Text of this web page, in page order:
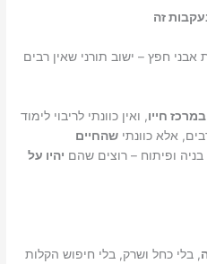
זה
כאן את אבני חפץ – ישוב תורני שאין רבים
חייו, ואין כוונתי לריבוי לימוד
אלא כוונתישהחיים
בניה ופיתוח – רוצים שהם יהיו על
, בלי כחל ושרק, בלי חיפוש הקלות